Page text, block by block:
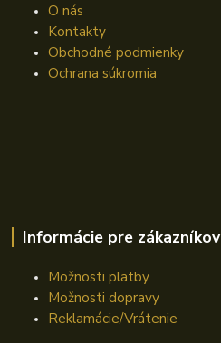
O nás
Kontakty
Obchodné podmienky
Ochrana súkromia
Informácie pre zákazníkov
Možnosti platby
Možnosti dopravy
Reklamácie/Vrátenie